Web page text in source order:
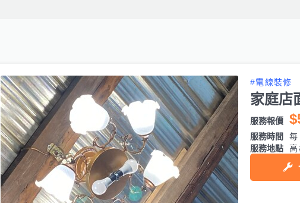
#電線裝修
家庭店
服務報價
服務時間
服務地點